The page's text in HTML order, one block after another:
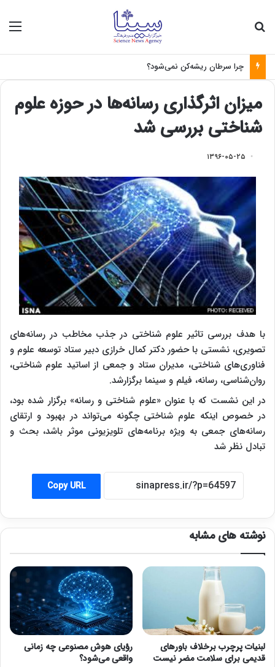
چرا سرطان ریشه‌کن نمی‌شود؟
میزان اثرگذاری رسانه‌ها در حوزه علوم
شناختی بررسی شد
۱۳۹۶-۰۵-۲۵
با هدف بررسی تاثیر علوم شناختی در جذب مخاطب در رسانه‌های
تصویری، نشستی با حضور دکتر کمال خرازی دبیر ستاد توسعه علوم و
فناوری‌های شناختی، مدیران ستاد و جمعی از اساتید علوم شناختی،
روان‌شناسی، رسانه‌، فیلم و سینما برگزارشد.
در این نشست که با عنوان «علوم شناختی و رسانه» برگزار شده بود،
در خصوص اینکه علوم شناختی چگونه می‌تواند در بهبود و ارتقای
رسانه‌های جمعی به ویژه برنامه‌های تلویزیونی موثر باشد، بحث و
تبادل نظر شد
Copy URL
نوشته های مشابه
لبنیات پرچرب برخلاف باورهای
قدیمی برای سلامت مضر نیست
رؤیای هوش مصنوعی چه زمانی
واقعی می‌شود؟